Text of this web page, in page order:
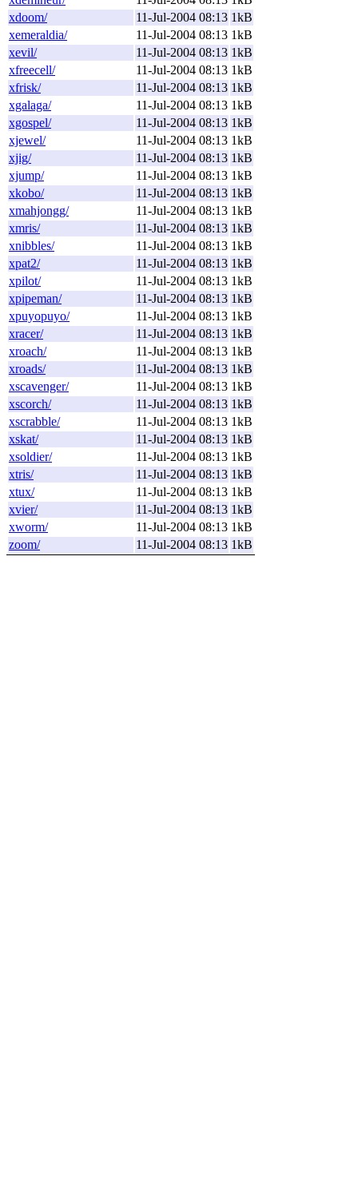
xdoom/
11-Jul-2004 08:13 1kB
xemeraldia/
11-Jul-2004 08:13 1kB
xevil/
11-Jul-2004 08:13 1kB
xfreecell/
11-Jul-2004 08:13 1kB
xfrisk/
11-Jul-2004 08:13 1kB
xgalaga/
11-Jul-2004 08:13 1kB
xgospel/
11-Jul-2004 08:13 1kB
xjewel/
11-Jul-2004 08:13 1kB
xjig/
11-Jul-2004 08:13 1kB
xjump/
11-Jul-2004 08:13 1kB
xkobo/
11-Jul-2004 08:13 1kB
xmahjongg/
11-Jul-2004 08:13 1kB
xmris/
11-Jul-2004 08:13 1kB
xnibbles/
11-Jul-2004 08:13 1kB
xpat2/
11-Jul-2004 08:13 1kB
xpilot/
11-Jul-2004 08:13 1kB
xpipeman/
11-Jul-2004 08:13 1kB
xpuyopuyo/
11-Jul-2004 08:13 1kB
xracer/
11-Jul-2004 08:13 1kB
xroach/
11-Jul-2004 08:13 1kB
xroads/
11-Jul-2004 08:13 1kB
xscavenger/
11-Jul-2004 08:13 1kB
xscorch/
11-Jul-2004 08:13 1kB
xscrabble/
11-Jul-2004 08:13 1kB
xskat/
11-Jul-2004 08:13 1kB
xsoldier/
11-Jul-2004 08:13 1kB
xtris/
11-Jul-2004 08:13 1kB
xtux/
11-Jul-2004 08:13 1kB
xvier/
11-Jul-2004 08:13 1kB
xworm/
11-Jul-2004 08:13 1kB
zoom/
11-Jul-2004 08:13 1kB